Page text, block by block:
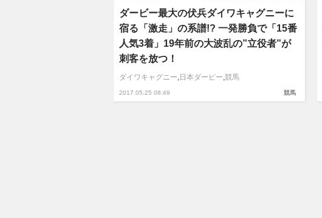
2017.05.25 08:49
ダービー最大の伏兵ダイワキャグニーに
宿る「激走」の系譜!? 一発勝負で「15番
人気3着」19年前の大波乱の”立役者”が
刺客を放つ！
ダイワキャグニー, 日本ダービー,競馬
競馬